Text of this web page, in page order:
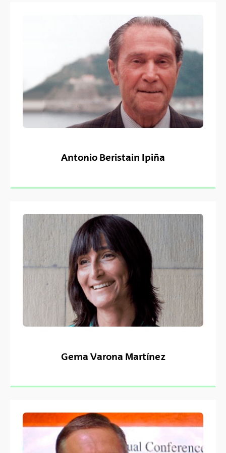
Antonio Beristain Ipiña
Gema Varona Martínez